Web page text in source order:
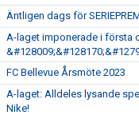
Äntligen dags för
A-laget imponerade i första
FC Bellevue Årsmöte 2023
A-laget: Alldeles lysande
Nike!